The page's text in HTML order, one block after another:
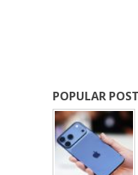
POPULAR